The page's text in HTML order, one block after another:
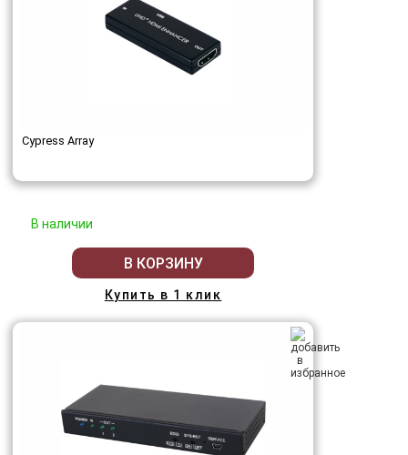
Cypress Array
В наличии
В КОРЗИНУ
Купить в 1 клик